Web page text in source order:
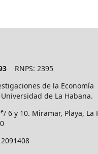
RNPS: 2395
de la Economía
de La Habana.
e/ 6 y 10. Miramar, Playa, La